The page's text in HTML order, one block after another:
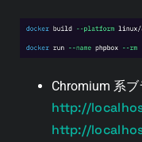
Chromium 系ブ
http://
http://